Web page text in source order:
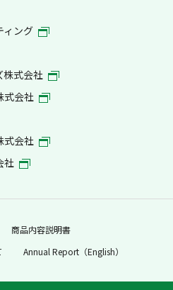
ィング
株式会社
式会社
式会社
社
商品内容説明書
Annual Report（English）